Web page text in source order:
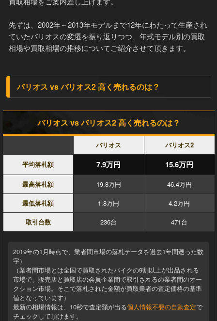
先ずは、2002年～2013年モデルまで12年にわたって生産され
ていたバリオスの変遷を振り返りつつ、年式モデル別の買取
相場や買取相場の推移についてご紹介させて頂きます。
バリオス vs バリオス2 高く売れるのは？
バリオス vs バリオス2 高く売れるのは？
バリオス バリオス2
平均落札額 7.9万円 15.6万円
最高落札額 19.8万円 46.4万円
最低落札額 1.8万円 4.2万円
取引台数 236台 471台
2019年の1月時点で、業者間市場の落札データを過去1年間遡った数
字）
（業者間市場とは全国で買取されたバイクの9割以上が出品される
市場で、販売店と買取店の会員企業間で取引されるの業者間のオー
クション市場。そこで落札された金額が買取業者の査定価格の基準
値となっています）
最新の相場情報は、10秒で査定額が出る個人情報不要の自動査定で
チェックして頂けます。